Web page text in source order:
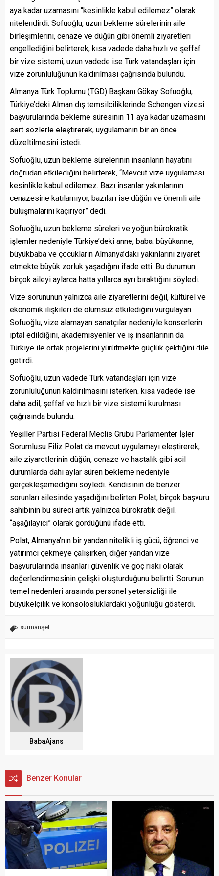
aya kadar uzamasını “kesinlikle kabul edilemez” olarak
nitelendirdi. Sofuoğlu, uzun bekleme sürelerinin aile
birleşimlerini, cenaze ve düğün gibi önemli ziyaretleri
engellediğini belirterek, kısa vadede daha hızlı ve şeffaf
bir vize sistemi, uzun vadede ise Türk vatandaşları için
vize zorunluluğunun kaldırılması çağrısında bulundu.
Almanya Türk Toplumu (TGD) Başkanı Gökay Sofuoğlu,
Türkiye’deki Alman dış temsilciliklerinde Schengen vizesi
başvurularında bekleme süresinin 11 aya kadar uzamasını
sert sözlerle eleştirerek, uygulamanın bir an önce
düzeltilmesini istedi.
Sofuoğlu, uzun bekleme sürelerinin insanların hayatını
doğrudan etkilediğini belirterek, “Mevcut vize uygulaması
kesinlikle kabul edilemez. Bazı insanlar yakınlarının
cenazesine katılamıyor, bazıları ise düğün ve önemli aile
buluşmalarını kaçırıyor” dedi.
Sofuoğlu, uzun bekleme süreleri ve yoğun bürokratik
işlemler nedeniyle Türkiye’deki anne, baba, büyükanne,
büyükbaba ve çocukların Almanya’daki yakınlarını ziyaret
etmekte büyük zorluk yaşadığını ifade etti. Bu durumun
birçok aileyi aylarca hatta yıllarca ayrı bıraktığını söyledi.
Vize sorununun yalnızca aile ziyaretlerini değil, kültürel ve
ekonomik ilişkileri de olumsuz etkilediğini vurgulayan
Sofuoğlu, vize alamayan sanatçılar nedeniyle konserlerin
iptal edildiğini, akademisyenler ve iş insanlarının da
Türkiye ile ortak projelerini yürütmekte güçlük çektiğini dile
getirdi.
Sofuoğlu, uzun vadede Türk vatandaşları için vize
zorunluluğunun kaldırılmasını isterken, kısa vadede ise
daha adil, şeffaf ve hızlı bir vize sistemi kurulması
çağrısında bulundu.
Yeşiller Partisi Federal Meclis Grubu Parlamenter İşler
Sorumlusu Filiz Polat da mevcut uygulamayı eleştirerek,
aile ziyaretlerinin düğün, cenaze ve hastalık gibi acil
durumlarda dahi aylar süren bekleme nedeniyle
gerçekleşemediğini söyledi. Kendisinin de benzer
sorunları ailesinde yaşadığını belirten Polat, birçok başvuru
sahibinin bu süreci artık yalnızca bürokratik değil,
“aşağılayıcı” olarak gördüğünü ifade etti.
Polat, Almanya’nın bir yandan nitelikli iş gücü, öğrenci ve
yatırımcı çekmeye çalışırken, diğer yandan vize
başvurularında insanları güvenlik ve göç riski olarak
değerlendirmesinin çelişki oluşturduğunu belirtti. Sorunun
temel nedenleri arasında personel yetersizliği ile
büyükelçilik ve konsolosluklardaki yoğunluğu gösterdi.
sürmanşet
BabaAjans
Benzer Konular